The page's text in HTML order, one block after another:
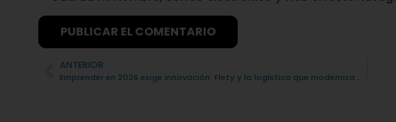
Alternative:
ANTERIOR
Emprender en 2026 exige innovación: Flety y la logística que moderniza procesos